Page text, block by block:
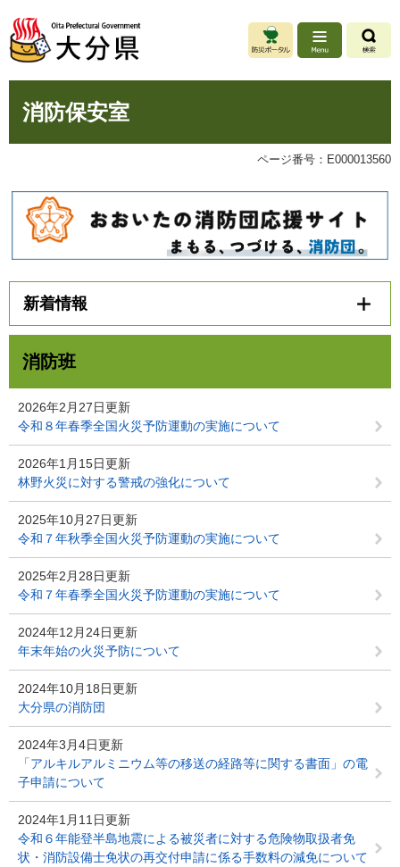
ジ
先
ュ
を
消防保安室
ページ番号：E000013560
新着情報
消防班
2026年2月27日更新
令和８年春季全国火災予防運動の実施について
2026年1月15日更新
林野火災に対する警戒の強化について
2025年10月27日更新
令和７年秋季全国火災予防運動の実施について
2025年2月28日更新
令和７年春季全国火災予防運動の実施について
2024年12月24日更新
年末年始の火災予防について
2024年10月18日更新
大分県の消防団
2024年3月4日更新
「アルキルアルミニウム等の移送の経路等に関する書面」の電
子申請について
2024年1月11日更新
令和６年能登半島地震による被災者に対する危険物取扱者免
状・消防設備士免状の再交付申請に係る手数料の減免について